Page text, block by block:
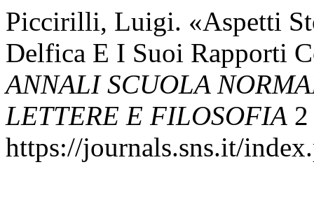
Piccirilli, Luigi. «Aspetti
Delfica E I Suoi Rapporti
ANNALI SCUOLA
LETTERE E FILOSOFIA
https://journals.sns.it/